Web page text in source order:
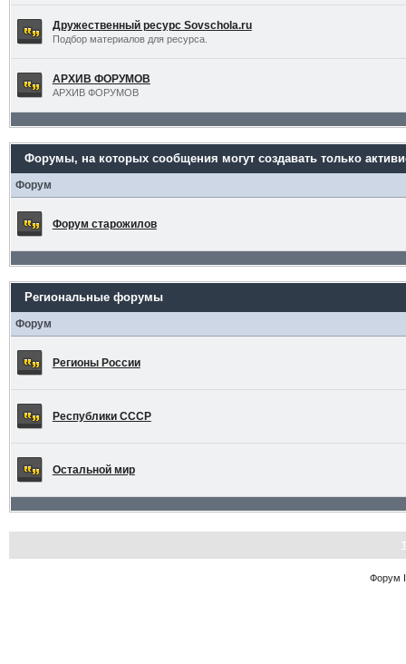
Дружественный ресурс Sovschola.ru
Подбор материалов для ресурса.
АРХИВ ФОРУМОВ
АРХИВ ФОРУМОВ
Форумы, на которых сообщения могут создавать только
Форум
Форум старожилов
Региональные форумы
Форум
Регионы России
Республики СССР
Остальной мир
Форум